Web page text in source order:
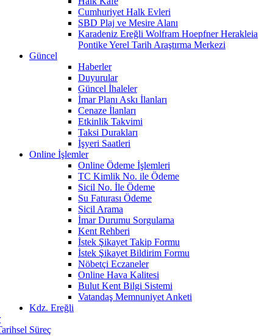
Cumhuriyet Halk Evleri
SBD Plaj ve Mesire Alanı
Karadeniz Ereğli Wolfram Hoepfner Herakleia
Pontike Yerel Tarih Araştırma Merkezi
Güncel
Haberler
Duyurular
Güncel İhaleler
İmar Planı Askı İlanları
Cenaze İlanları
Etkinlik Takvimi
Taksi Durakları
İşyeri Saatleri
Online İşlemler
Online Ödeme İşlemleri
TC Kimlik No. ile Ödeme
Sicil No. İle Ödeme
Su Faturası Ödeme
Sicil Arama
İmar Durumu Sorgulama
Kent Rehberi
İstek Şikayet Takip Formu
İstek Şikayet Bildirim Formu
Nöbetçi Eczaneler
Online Hava Kalitesi
Bulut Kent Bilgi Sistemi
Vatandaş Memnuniyet Anketi
Kdz. Ereğli
Süreç